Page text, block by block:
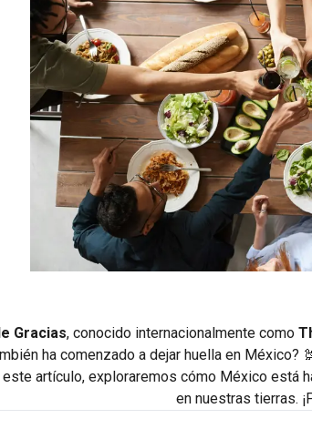
Gracias, conocido internacionalmente como
ha comenzado a dejar huella en
este artículo, exploraremos cómo México
en nuestras tierras.